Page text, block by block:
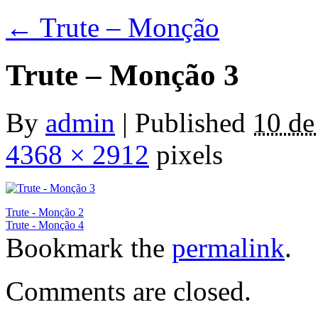
← Trute – Monção
Trute – Monção 3
By admin | Published 10
4368 × 2912 pixels
Trute - Monção 2
Trute - Monção 4
Bookmark the permalink.
Comments are closed.